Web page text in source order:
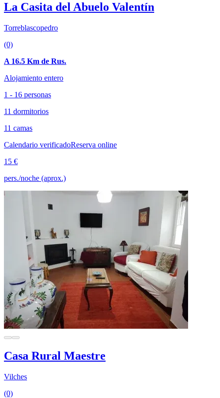
La Casita del Abuelo Valentín
Torreblascopedro
(0)
A 16.5 Km de Rus.
Alojamiento entero
1 - 16 personas
11 dormitorios
11 camas
Calendario verificadoReserva online
15 €
pers./noche (aprox.)
Casa Rural Maestre
Vilches
(0)